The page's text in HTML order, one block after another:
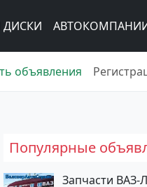
объявления
Популярные
Запчасти ВАЗ-